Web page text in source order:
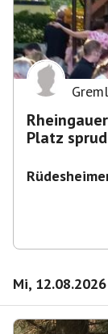
Platz
Mi, 12.08.2026